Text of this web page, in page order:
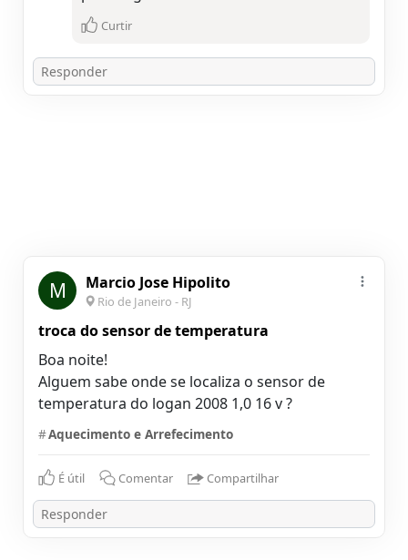
Curtir
M Marcio Jose Hipolito
Rio de Janeiro - RJ
troca do sensor de temperatura
Boa noite!
Alguem sabe onde se localiza o sensor de
temperatura do logan 2008 1,0 16 v ?
#Aquecimento e Arrefecimento
É útil Comentar Compartilhar